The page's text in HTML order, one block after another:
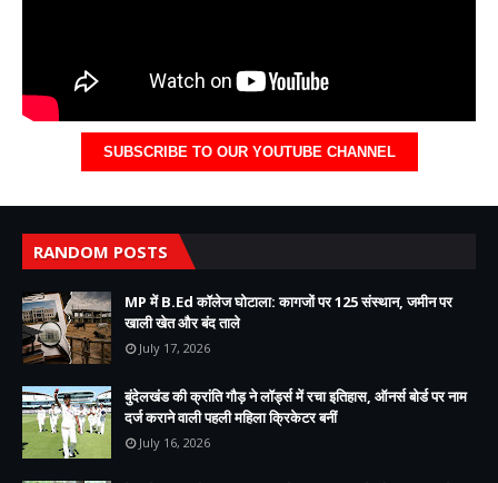
SUBSCRIBE TO OUR YOUTUBE CHANNEL
RANDOM POSTS
MP में B.Ed कॉलेज घोटाला: कागजों पर 125 संस्थान, जमीन पर
खाली खेत और बंद ताले
July 17, 2026
बुंदेलखंड की क्रांति गौड़ ने लॉर्ड्स में रचा इतिहास, ऑनर्स बोर्ड पर नाम
दर्ज कराने वाली पहली महिला क्रिकेटर बनीं
July 16, 2026